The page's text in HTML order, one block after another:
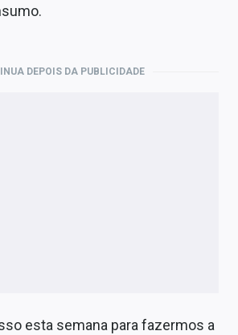
DEPOIS DA PUBLICIDADE
esta semana para fazermos a